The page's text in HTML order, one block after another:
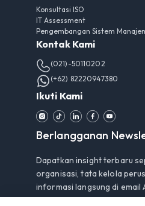
Konsultasi ISO
IT Assessment
Pengembangan Sistem
Kontak Kami
(021)-50110202
(+62) 82220947380
Ikuti Kami
Berlangganan
Dapatkan insight terbaru
organisasi, tata kelola
informasi langsung di email